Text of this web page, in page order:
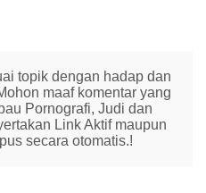
topik dengan hadap dan
maaf komentar yang
Pornografi, Judi dan
Link Aktif maupun
secara otomatis.!